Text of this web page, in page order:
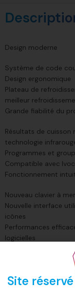
Design moderne
Système de code
Design ergonomique
Plateau de
meilleur
Grande fiabilité du
Résultats de cuisson
technologie
Programmes et
Compatible avec
Fonctionnement
Nouveau clavier à
Nouvelle interface
icônes
Performances
logicielles
Informations
POIDS
Site